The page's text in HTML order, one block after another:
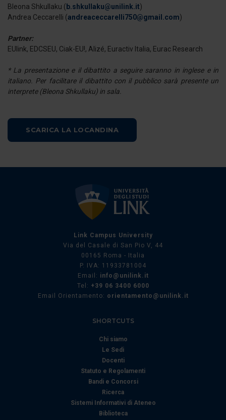
annunci, per fornire funzionalità dei social media e per
analizzare il nostro traffico. Condividiamo inoltre
nostri partner che si occupano di analisi dei dati web,
pubblicità e social media, i quali potrebbero combinarle
raccolto dal suo utilizzo dei loro servizi.
Bleona Shkullaku ( b.shkullaku@unilink.it)
Andrea Ceccarelli (andreaceccarelli750@gmail.com)
Partner:
EUlink, EDCSEU, Ciak-EU!, Alizé, Euractiv Italia, Eurac Research
* La presentazione e il dibattito a seguire saranno in inglese e in
italiano. Per facilitare il dibattito con il pubblico sarà presente un
interprete (Bleona Shkullaku) in sala.
SCARICA LA LOCANDINA
Link Campus University
Via del Casale di San Pio V, 44
00165 Roma - Italia
P. IVA: 11933781004
Email: info@unilink.it
Tel: +39 06 3400 6000
Email Orientamento: orientamento@unilink.it
SHORTCUTS
Chi siamo
Le Sedi
Docenti
Statuto e Regolamenti
Bandi e Concorsi
Ricerca
Sistemi Informativi di Ateneo
Biblioteca